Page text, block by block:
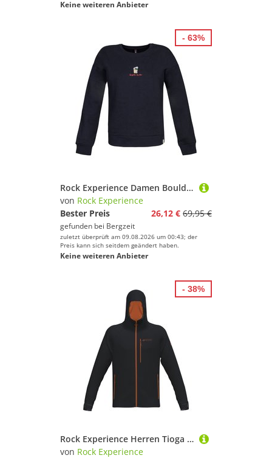
Keine weiteren Anbieter
Rock Experience Damen Boulder Stone Crew Neck Pullover
von Rock Experience
Bester Preis
26,12 € 69,95 €
gefunden bei Bergzeit
zuletzt überprüft am 09.08.2026 um 00:43; der
Preis kann sich seitdem geändert haben.
Keine weiteren Anbieter
- 63%
Rock Experience Herren Tioga Jacke
von Rock Experience
- 38%